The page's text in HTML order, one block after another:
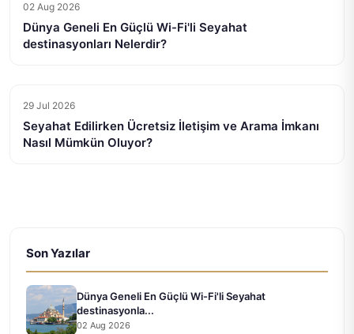
02 Aug 2026
Dünya Geneli En Güçlü Wi-Fi'li Seyahat
destinasyonları Nelerdir?
29 Jul 2026
Seyahat Edilirken Ücretsiz İletişim ve Arama İmkanı
Nasıl Mümkün Oluyor?
Son Yazılar
Dünya Geneli En Güçlü Wi-Fi'li Seyahat
destinasyonla...
02 Aug 2026